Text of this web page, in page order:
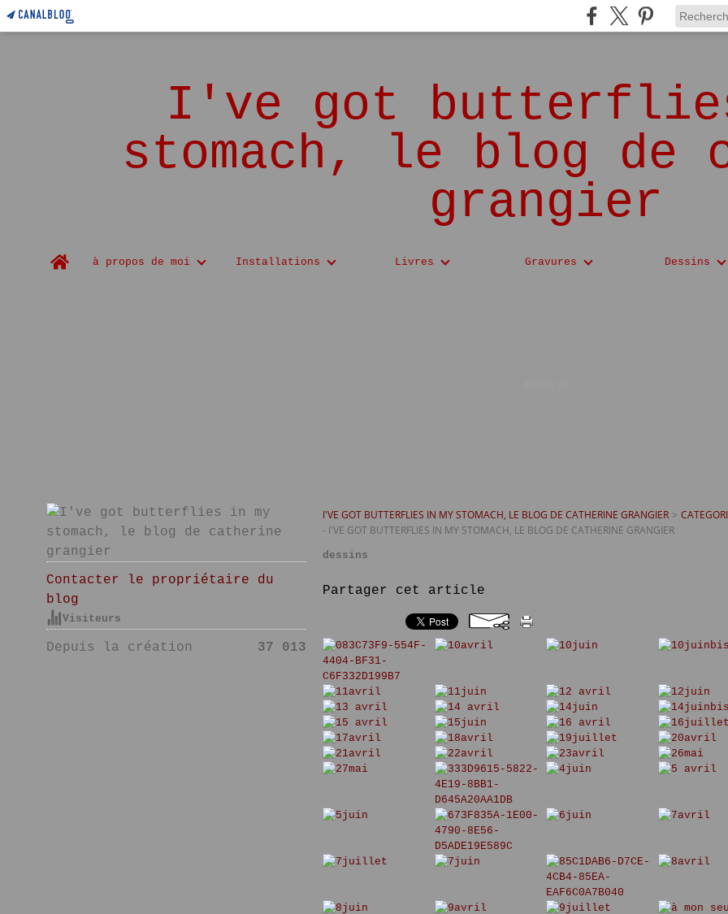
I've got
stomach, le blog de
grangier
Home
à propos de moi Installations Livres Gravures Dessins
Contacter le propriétaire du
blog
Visiteurs
Depuis la création 37 013
I'VE GOT BUTTERFLIES IN MY STOMACH, LE BLOG DE CATHERINE GRANGIER >
- I'VE GOT BUTTERFLIES IN MY STOMACH, LE BLOG DE CATHERINE GRANGIER
dessins
Partager cet article